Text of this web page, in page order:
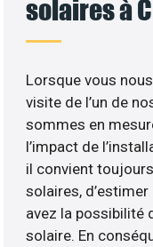
solaires à
Lorsque vous
visite de l’un de
sommes en
l’impact de
il convient
solaires,
avez la possibilité
solaire. En